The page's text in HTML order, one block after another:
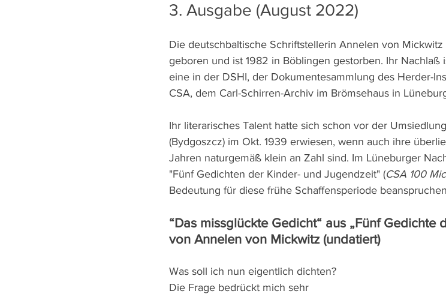
3. Ausgabe (August 2022)
Die deutschbaltische Schriftstellerin Annelen von Mickwitz
geboren und ist 1982 in Böblingen gestorben. Ihr
eine in der DSHI, der Dokumentesammlung des Herder-
CSA, dem Carl-Schirren-Archiv im Brömsehaus in
Ihr literarisches Talent hatte sich schon vor der
(Bydgoszcz) im Okt. 1939 erwiesen, wenn auch ihre
Jahren naturgemäß klein an Zahl sind. Im Lüneburger
"Fünf Gedichten der Kinder- und Jugendzeit" (CSA 100
Bedeutung für diese frühe Schaffensperiode
“Das missglückte Gedicht“ aus „Fünf Gedichte
von Annelen von Mickwitz (undatiert)
Was soll ich nun eigentlich dichten?
Die Frage bedrückt mich sehr